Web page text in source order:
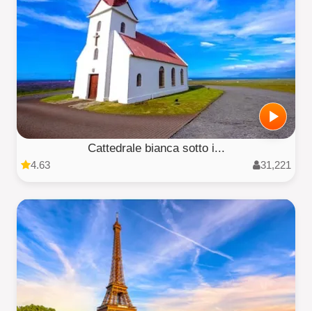
Cattedrale bianca sotto i...
4.63 31,221